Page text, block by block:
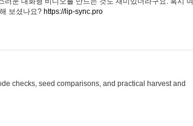
보셨나요? https://lip-sync.pro
checks, seed comparisons, and practical harvest and